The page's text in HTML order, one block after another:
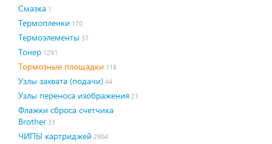
Смазка 1
Термопленки 170
Термоэлементы 37
Тонер 1291
Тормозные площадки 118
Узлы захвата (подачи) 44
Узлы переноса изображения 21
Флажки сброса счетчика
Brother 33
ЧИПЫ картриджей 2904